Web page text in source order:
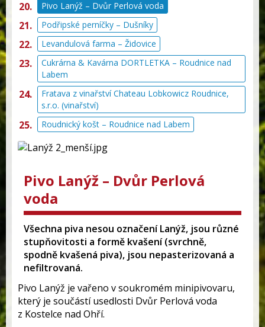
Pivo Lanýž – Dvůr Perlová voda
Podřipské perníčky – Dušníky
Levandulová farma – Židovice
Cukrárna & Kavárna DORTLETKA – Roudnice nad
Labem
Fratava z vinařství Chateau Lobkowicz Roudnice,
s.r.o. (vinařství)
Roudnický košt – Roudnice nad Labem
Pivo Lanýž – Dvůr Perlová
voda
Všechna piva nesou označení Lanýž, jsou různé
stupňovitosti a formě kvašení (svrchně,
spodně kvašená piva), jsou nepasterizovaná a
nefiltrovaná.
Pivo Lanýž je vařeno v soukromém minipivovaru,
který je součástí usedlosti Dvůr Perlová voda
z Kostelce nad Ohří.